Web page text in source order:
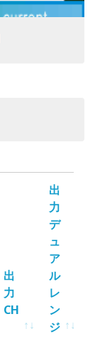
出
力
CH
出
力
デ
ュ
ア
ル
レ
ン
ジ